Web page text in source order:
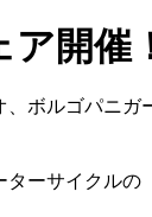
開催
ボルゴパニ
ターサイクルの